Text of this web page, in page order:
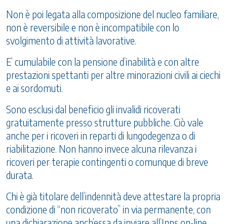
Non è poi legata alla composizione del nucleo familiare,
non è reversibile e non è incompatibile con lo
svolgimento di attività lavorative.
E’ cumulabile con la pensione d’inabilità e con altre
prestazioni spettanti per altre minorazioni civili ai ciechi
e ai sordomuti.
Sono esclusi dal beneficio gli invalidi ricoverati
gratuitamente presso strutture pubbliche. Ciò vale
anche per i ricoveri in reparti di lungodegenza o di
riabilitazione. Non hanno invece alcuna rilevanza i
ricoveri per terapie contingenti o comunque di breve
durata.
Chi è già titolare dell’indennità deve attestare la propria
condizione di “non ricoverato” in via permanente, con